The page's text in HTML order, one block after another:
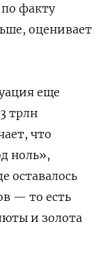
по факту
оценивает
еще
трлн
что
ноль»,
оставалось
— то есть
и золота